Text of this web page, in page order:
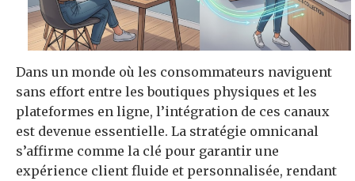
Dans un monde où les consommateurs naviguent
sans effort entre les boutiques physiques et les
plateformes en ligne, l’intégration de ces canaux
est devenue essentielle. La stratégie omnicanal
s’affirme comme la clé pour garantir une
expérience client fluide et personnalisée, rendant